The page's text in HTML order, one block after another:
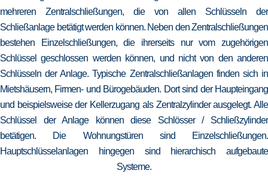
mehreren Zentralschließungen, die von allen Schlüsseln der
Schließanlage betätigt werden können. Neben den Zentralschließungen
bestehen Einzelschließungen, die ihrerseits nur vom zugehörigen
Schlüssel geschlossen werden können, und nicht von den anderen
Schlüsseln der Anlage. Typische Zentralschließanlagen finden sich in
Mietshäusern, Firmen- und Bürogebäuden. Dort sind der Haupteingang
und beispielsweise der Kellerzugang als Zentralzylinder ausgelegt. Alle
Schlüssel der Anlage können diese Schlösser / Schließzylinder
betätigen. Die Wohnungstüren sind Einzelschließungen.
Hauptschlüsselanlagen hingegen sind hierarchisch aufgebaute
Systeme.